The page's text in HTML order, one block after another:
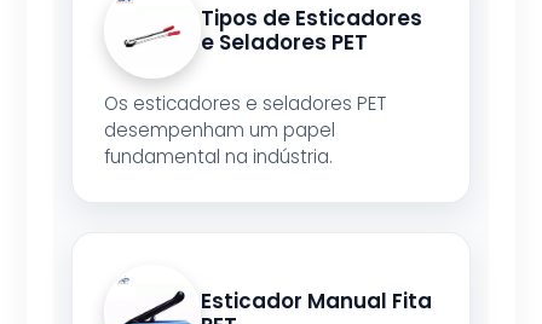
Tipos de Esticadores
e Seladores PET
Os esticadores e seladores PET
desempenham um papel
fundamental na indústria.
Esticador Manual Fita